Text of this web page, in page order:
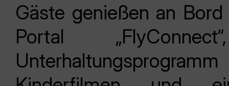
Gäste genießen an
Portal